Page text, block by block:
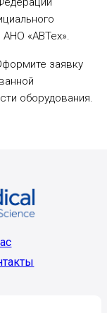
«АВТех».
заявку
оборудования.